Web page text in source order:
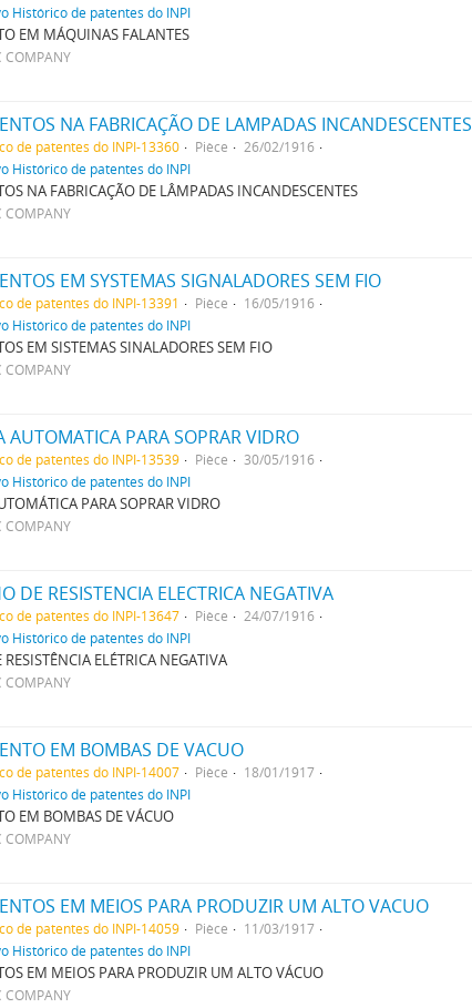
Histórico de patentes do INPI
EM MÁQUINAS FALANTES
COMPANY
NA FABRICAÇÃO DE LAMPADAS INCANDESCENTES
de patentes do INPI-13360 Pièce
26/02/1916
Histórico de patentes do INPI
NA FABRICAÇÃO DE LÂMPADAS INCANDESCENTES
COMPANY
EM SYSTEMAS SIGNALADORES SEM FIO
de patentes do INPI-13391 Pièce
16/05/1916
Histórico de patentes do INPI
EM SISTEMAS SINALADORES SEM FIO
COMPANY
PARA SOPRAR VIDRO
de patentes do INPI-13539 Pièce
30/05/1916
Histórico de patentes do INPI
PARA SOPRAR VIDRO
COMPANY
DE RESISTENCIA ELECTRICA NEGATIVA
de patentes do INPI-13647 Pièce
24/07/1916
Histórico de patentes do INPI
ELÉTRICA NEGATIVA
COMPANY
EM BOMBAS DE VACUO
de patentes do INPI-14007 Pièce
18/01/1917
Histórico de patentes do INPI
EM BOMBAS DE VÁCUO
COMPANY
EM MEIOS PARA PRODUZIR UM ALTO VACUO
de patentes do INPI-14059 Pièce
11/03/1917
Histórico de patentes do INPI
EM MEIOS PARA PRODUZIR UM ALTO VÁCUO
COMPANY